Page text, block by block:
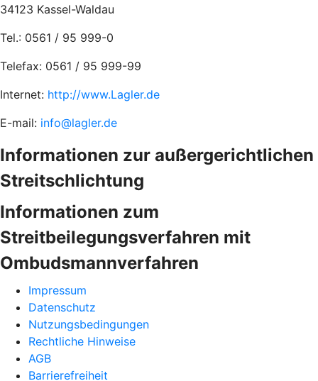
34123 Kassel-Waldau
Tel.: 0561 / 95 999-0
Telefax: 0561 / 95 999-99
Internet: http://www.Lagler.de
E-mail: info@lagler.de
Informationen zur außergerichtlichen
Streitschlichtung
Informationen zum
Streitbeilegungsverfahren mit
Ombudsmannverfahren
Impressum
Datenschutz
Nutzungsbedingungen
Rechtliche Hinweise
AGB
Barrierefreiheit